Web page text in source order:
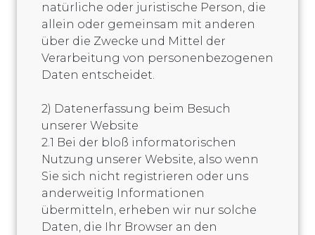
natürliche oder juristische Person, die
allein oder gemeinsam mit anderen
über die Zwecke und Mittel der
Verarbeitung von personenbezogenen
Daten entscheidet.
2) Datenerfassung beim Besuch
unserer Website
2.1 Bei der bloß informatorischen
Nutzung unserer Website, also wenn
Sie sich nicht registrieren oder uns
anderweitig Informationen
übermitteln, erheben wir nur solche
Daten, die Ihr Browser an den